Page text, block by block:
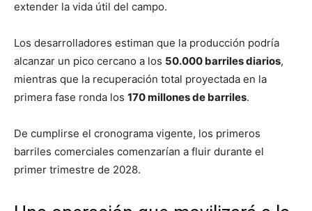
extender la vida útil del campo.
Los desarrolladores estiman que la producción podría
alcanzar un pico cercano a los 50.000 barriles diarios,
mientras que la recuperación total proyectada en la
primera fase ronda los 170 millones de barriles.
De cumplirse el cronograma vigente, los primeros
barriles comerciales comenzarían a fluir durante el
primer trimestre de 2028.